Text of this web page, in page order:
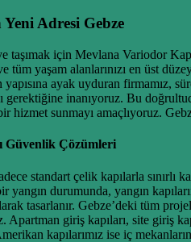
Adresi Gebze
taşımak için Mevlana Variodor
yaşam alanlarınızı en üst
yapısına ayak uyduran
gerektiğine inanıyoruz. Bu
sunmayı amaçlıyoruz.
Güvenlik Çözümleri
standart çelik kapılarla sınırlı
durumunda, yangın
tasarlanır. Gebze’deki tüm
Apartman giriş kapıları, site giriş
kapılarımız ise iç